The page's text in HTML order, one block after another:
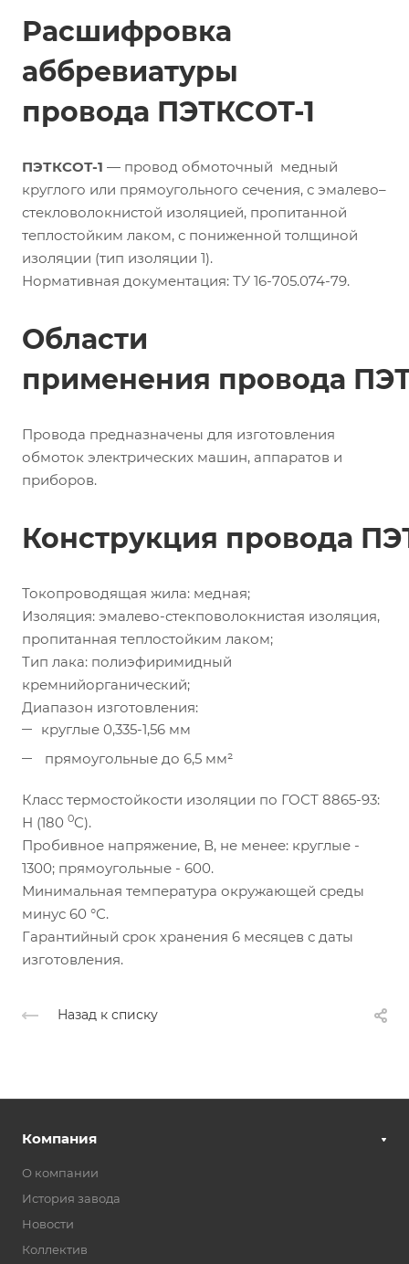
Расшифровка
аббревиатуры
провода ПЭТКСОТ-1
ПЭТКСОТ-1 — провод обмоточный медный
круглого или прямоугольного сечения, с эмалево–
стекловолокнистой изоляцией, пропитанной
теплостойким лаком, с пониженной толщиной
изоляции (тип изоляции 1).
Нормативная документация: ТУ 16-705.074-79.
Области
применения провода
Провода предназначены для изготовления
обмоток электрических машин, аппаратов и
приборов.
Конструкция провода
Токопроводящая жила: медная;
Изоляция: эмалево-стекповолокнистая изоляция,
пропитанная теплостойким лаком;
Тип лака: полиэфиримидный
кремнийорганический;
Диапазон изготовления:
круглые 0,335-1,56 мм
прямоугольные до 6,5 мм²
Класс термостойкости изоляции по ГОСТ 8865-93:
Н (180 0С).
Пробивное напряжение, В, не менее: круглые -
1300; прямоугольные - 600.
Минимальная температура окружающей среды
минус 60 °С.
Гарантийный срок хранения 6 месяцев с даты
изготовления.
Назад к списку
Компания
О компании
История завода
Новости
Коллектив